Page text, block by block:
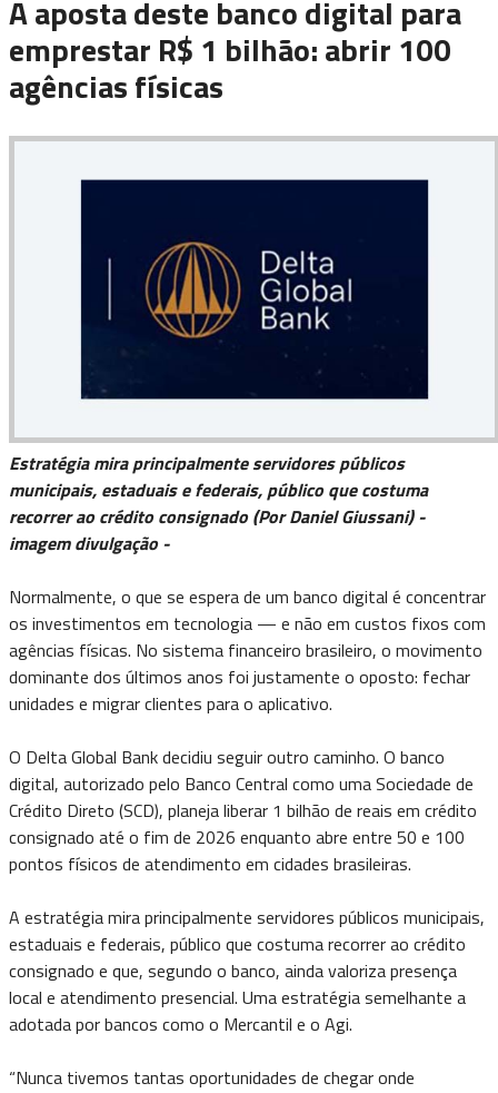
A aposta deste banco digital para
emprestar R$ 1 bilhão: abrir 100
agências físicas
Estratégia mira principalmente servidores públicos
municipais, estaduais e federais, público que costuma
recorrer ao crédito consignado (Por Daniel Giussani) -
imagem divulgação -
Normalmente, o que se espera de um banco digital é concentrar
os investimentos em tecnologia — e não em custos fixos com
agências físicas. No sistema financeiro brasileiro, o movimento
dominante dos últimos anos foi justamente o oposto: fechar
unidades e migrar clientes para o aplicativo.
O Delta Global Bank decidiu seguir outro caminho. O banco
digital, autorizado pelo Banco Central como uma Sociedade de
Crédito Direto (SCD), planeja liberar 1 bilhão de reais em crédito
consignado até o fim de 2026 enquanto abre entre 50 e 100
pontos físicos de atendimento em cidades brasileiras.
A estratégia mira principalmente servidores públicos municipais,
estaduais e federais, público que costuma recorrer ao crédito
consignado e que, segundo o banco, ainda valoriza presença
local e atendimento presencial. Uma estratégia semelhante a
adotada por bancos como o Mercantil e o Agi.
“Nunca tivemos tantas oportunidades de chegar onde